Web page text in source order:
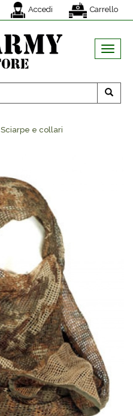
Accedi Carrello
MENU
Sciarpe e collari